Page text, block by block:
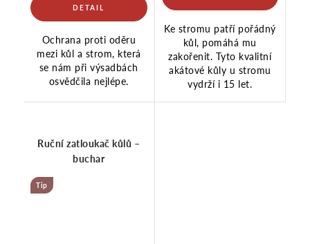
Ochrana proti oděru
mezi kůl a strom, která
se nám při výsadbách
osvědčila nejlépe.
Ke stromu patří pořádný
kůl, pomáhá mu
zakořenit. Tyto kvalitní
akátové kůly u stromu
vydrží i 15 let.
Ruční zatloukač kůlů –
buchar
Tip